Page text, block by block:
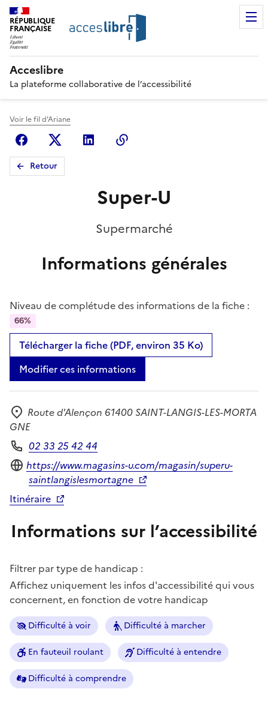
RÉPUBLIQUE
FRANÇAISE
Acceslibre
La plateforme collaborative de l’accessibilité
Voir le fil d'Ariane
FacebookX (anciennement Twitter)
Linkedin
Retour
Super-U
Supermarché
Informations générales
Niveau de complétude des informations de la fiche :
66%
Télécharger la fiche (PDF, environ 35 Ko)
Modifier ces informations
Adresse
Route d'Alençon 61400 SAINT-LANGIS-LES-MORTA
GNE
Téléphone
02 33 25 42 44
Site internet
https://www.magasins-u.com/magasin/superu-
saintlangislesmortagne
Itinéraire
Informations sur l’accessibilité
Filtrer par type de handicap :
Affichez uniquement les infos d'accessibilité qui vous
concernent, en fonction de votre handicap
Difficulté à voir Difficulté à marcher
En fauteuil roulant Difficulté à entendre
Difficulté à comprendre